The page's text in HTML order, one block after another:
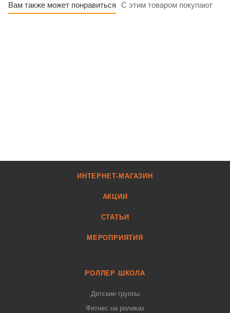
Вам также может понравиться С этим товаром покупают
ИНТЕРНЕТ-МАГАЗИН
АКЦИИ
СТАТЬИ
МЕРОПРИЯТИЯ
РОЛЛЕР ШКОЛА
Детские группы
Фитнес на роликах